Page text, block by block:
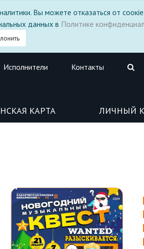
Вы можете отказаться от
данных в Политике
Исполнители Контакты
КАРТА ЛИЧНЫЙ